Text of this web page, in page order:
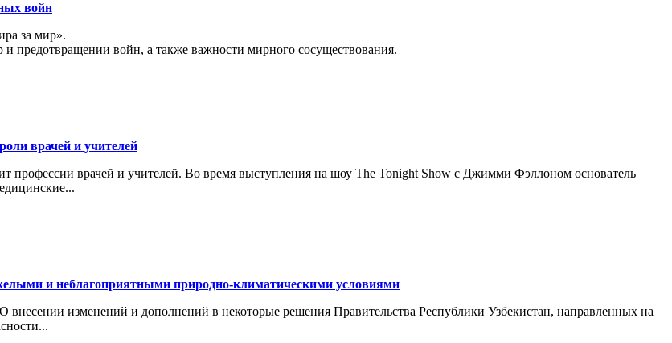
войн
за мир».
и предотвращении войн, а также важности мирного сосуществования.
врачей и учителей
профессии врачей и учителей. Во время выступления на шоу The Tonight Show с Джимми Фэллоном основатель
и неблагоприятными природно-климатическими условиями
изменений и дополнений в некоторые решения Правительства Республики Узбекистан, направленных на